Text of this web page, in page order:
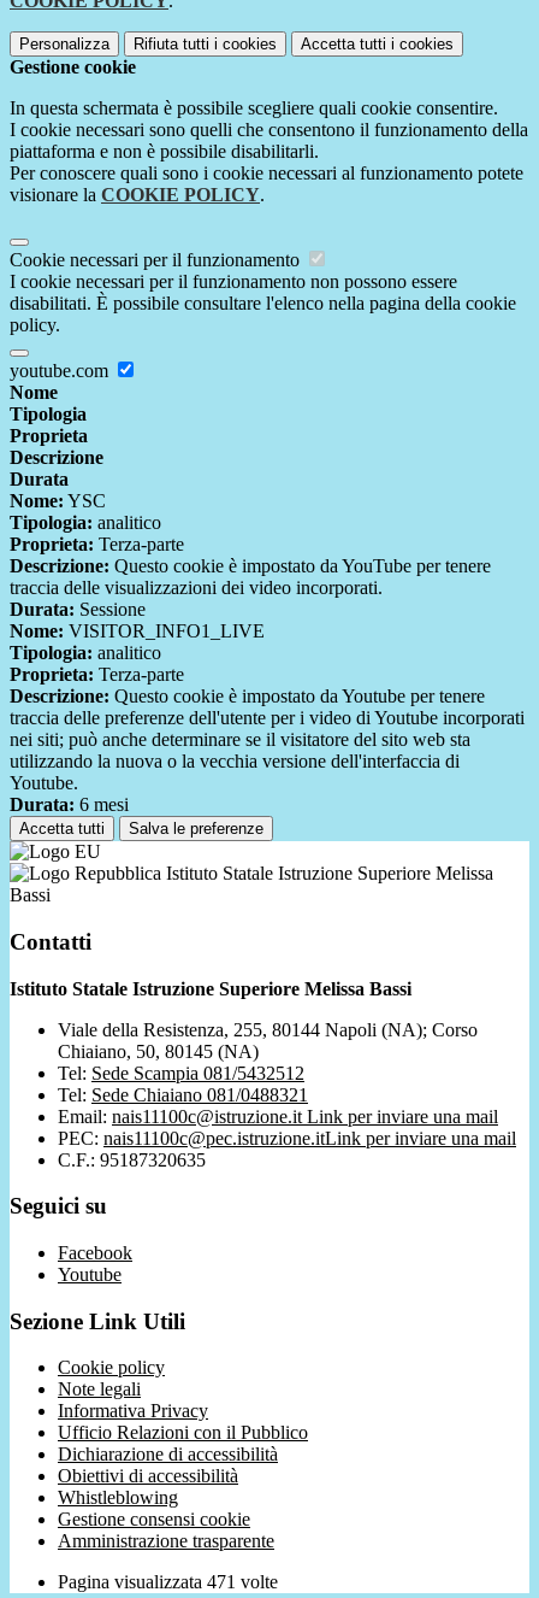
Personalizza Rifiuta tutti i cookies Accetta tutti i cookies
Gestione cookie
In questa schermata è possibile scegliere quali cookie consentire.
I cookie necessari sono quelli che consentono il funzionamento della
piattaforma e non è possibile disabilitarli.
Per conoscere quali sono i cookie necessari al funzionamento potete
visionare la COOKIE POLICY.
Cookie necessari per il funzionamento
I cookie necessari per il funzionamento non possono essere
disabilitati. È possibile consultare l'elenco nella pagina della cookie
policy.
youtube.com
Nome
Tipologia
Proprieta
Descrizione
Durata
Nome: YSC
Tipologia: analitico
Proprieta: Terza-parte
Descrizione: Questo cookie è impostato da YouTube per tenere
traccia delle visualizzazioni dei video incorporati.
Durata: Sessione
Nome: VISITOR_INFO1_LIVE
Tipologia: analitico
Proprieta: Terza-parte
Descrizione: Questo cookie è impostato da Youtube per tenere
traccia delle preferenze dell'utente per i video di Youtube incorporati
nei siti; può anche determinare se il visitatore del sito web sta
utilizzando la nuova o la vecchia versione dell'interfaccia di
Youtube.
Durata: 6 mesi
Accetta tutti Salva le preferenze
Istituto Statale Istruzione Superiore Melissa
Bassi
Contatti
Istituto Statale Istruzione Superiore Melissa Bassi
Viale della Resistenza, 255, 80144 Napoli (NA); Corso
Chiaiano, 50, 80145 (NA)
Tel: Sede Scampia 081/5432512
Tel: Sede Chiaiano 081/0488321
Email: nais11100c@istruzione.it Link per inviare una mail
PEC: nais11100c@pec.istruzione.itLink per inviare una mail
C.F.: 95187320635
Seguici su
Facebook
Youtube
Sezione Link Utili
Cookie policy
Note legali
Informativa Privacy
Ufficio Relazioni con il Pubblico
Dichiarazione di accessibilità
Obiettivi di accessibilità
Whistleblowing
Gestione consensi cookie
Amministrazione trasparente
Pagina visualizzata 471 volte